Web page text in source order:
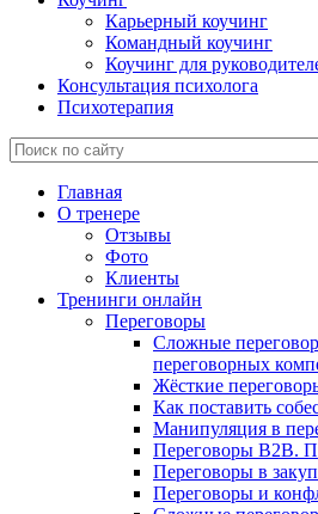
Карьерный коучинг
Командный коучинг
Коучинг для
Консультация психолога
Психотерапия
Главная
О тренере
Отзывы
Фото
Клиенты
Тренинги онлайн
Переговоры
Сложные
переговорных
Жёсткие
Как поставить
Манипуляция в
Переговоры B2B.
Переговоры в
Переговоры и